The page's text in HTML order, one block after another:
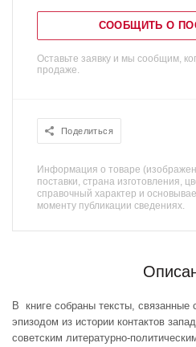
СООБЩИТЬ О
Оставьте заявку и мы сообщим,
продаже.
Поделиться
Информация о товаре
поставки, страна изготовления,
справочный характер и
моменту публикации сведениях.
В книге собраны тексты,
эпизодом из истории контактов
советским литературно-